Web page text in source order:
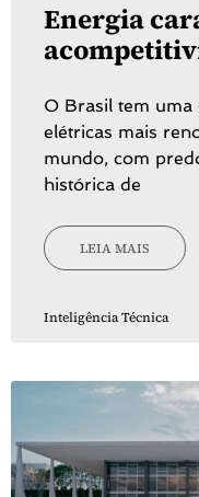
Energia
O Brasil tem uma
elétricas mais
mundo, com
histórica de
LEIA MAIS
Inteligência Técnica